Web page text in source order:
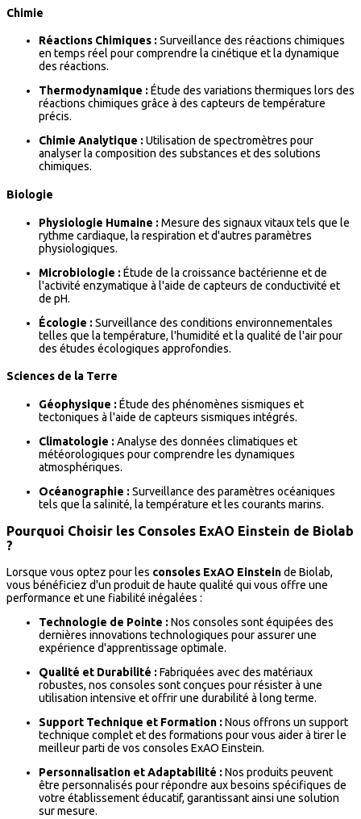
Chimie
Réactions Chimiques : Surveillance des réactions chimiques
en temps réel pour comprendre la cinétique et la dynamique
des réactions.
Thermodynamique : Étude des variations thermiques lors des
réactions chimiques grâce à des capteurs de température
précis.
Chimie Analytique : Utilisation de spectromètres pour
analyser la composition des substances et des solutions
chimiques.
Biologie
Physiologie Humaine : Mesure des signaux vitaux tels que le
rythme cardiaque, la respiration et d'autres paramètres
physiologiques.
Microbiologie : Étude de la croissance bactérienne et de
l'activité enzymatique à l'aide de capteurs de conductivité et
de pH.
Écologie : Surveillance des conditions environnementales
telles que la température, l'humidité et la qualité de l'air pour
des études écologiques approfondies.
Sciences de la Terre
Géophysique : Étude des phénomènes sismiques et
tectoniques à l'aide de capteurs sismiques intégrés.
Climatologie : Analyse des données climatiques et
météorologiques pour comprendre les dynamiques
atmosphériques.
Océanographie : Surveillance des paramètres océaniques
tels que la salinité, la température et les courants marins.
Pourquoi Choisir les Consoles ExAO Einstein de Biolab
?
Lorsque vous optez pour les consoles ExAO Einsteinde Biolab,
vous bénéficiez d'un produit de haute qualité qui vous offre une
performance et une fiabilité inégalées :
Technologie de Pointe : Nos consoles sont équipées des
dernières innovations technologiques pour assurer une
expérience d'apprentissage optimale.
Qualité et Durabilité : Fabriquées avec des matériaux
robustes, nos consoles sont conçues pour résister à une
utilisation intensive et offrir une durabilité à long terme.
Support Technique et Formation : Nous offrons un support
technique complet et des formations pour vous aider à tirer le
meilleur parti de vos consoles ExAO Einstein.
Personnalisation et Adaptabilité : Nos produits peuvent
être personnalisés pour répondre aux besoins spécifiques de
votre établissement éducatif, garantissant ainsi une solution
sur mesure.